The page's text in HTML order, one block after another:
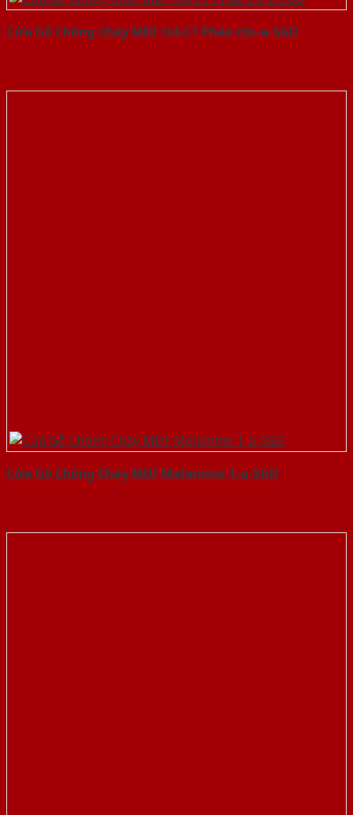
Cửa Gỗ Chống Cháy MDF O4-C1 Phào chi-a-SGD
Cửa Gỗ Chống Cháy MDF Melamine 1-a-SGD